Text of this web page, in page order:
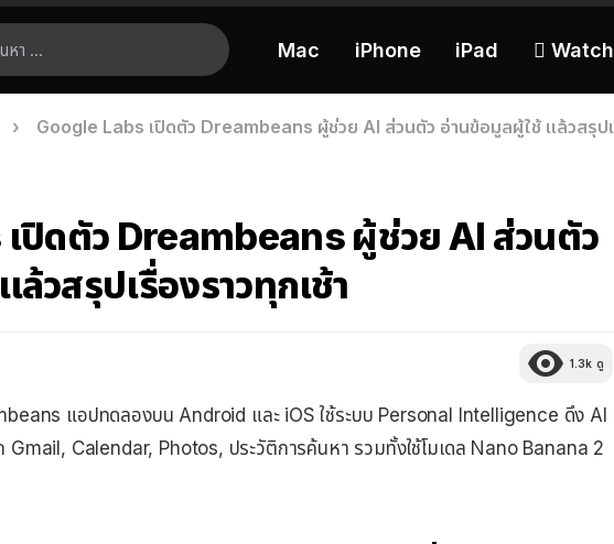
Mac iPhone iPad  Watch
Google Labs เปิดตัว Dreambeans ผู้ช่วย AI ส่วนตัว อ่านข้อมูลผู้ใช้ แล้วสรุปเ
ปิดตัว Dreambeans ผู้ช่วย AI ส่วนตัว
วสรุปเรื่องราวทุกเช้า
1.3k ดู
แอปทดลองบน Android และ iOS ใช้ระบบ Personal Intelligence ดึง AI
Gmail, Calendar, Photos, ประวัติการค้นหา รวมทั้งใช้โมเดล Nano Banana 2